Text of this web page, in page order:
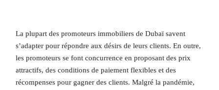
La plupart des promoteurs immobiliers de Dubaï savent
s’adapter pour répondre aux désirs de leurs clients. En outre,
les promoteurs se font concurrence en proposant des prix
attractifs, des conditions de paiement flexibles et des
récompenses pour gagner des clients. Malgré la pandémie,